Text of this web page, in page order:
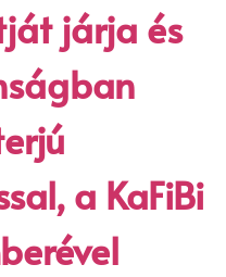
járja és
a KaFiBi